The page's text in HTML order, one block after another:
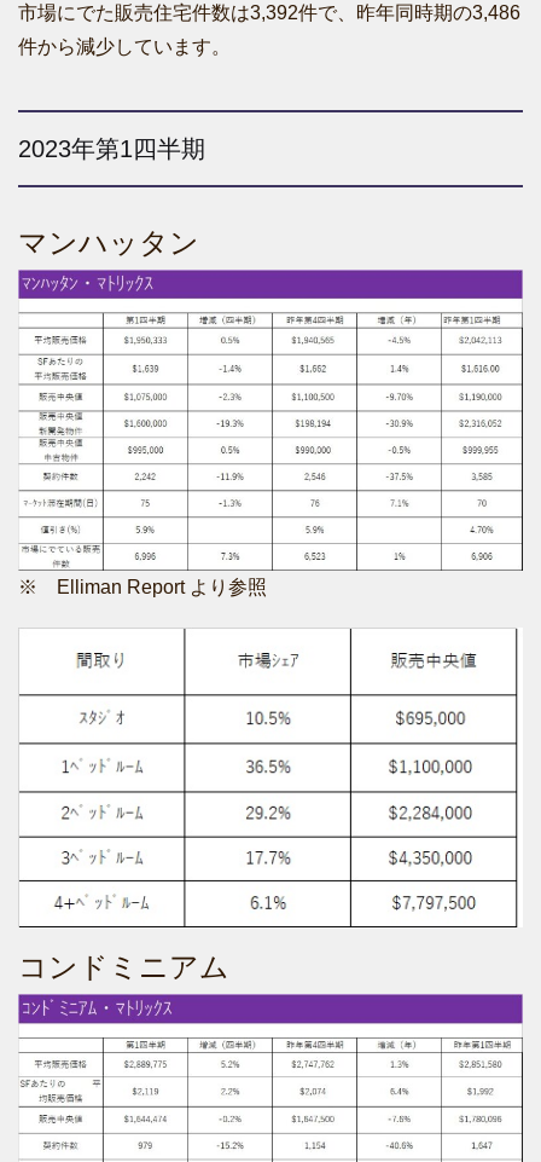
市場にでた販売住宅件数は3,392件で、昨年同時期の3,486
件から減少しています。
2023年第1四半期
マンハッタン
※ Elliman Report より参照
コンドミニアム